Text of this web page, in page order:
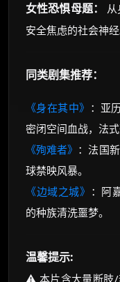
女性恐惧母题：
安全焦虑的社会神经
同类剧集推荐：
《身在其中》 ：亚
密闭空间血战，法式
《殉难者》 ：法国
球禁映风暴。
《边域之城》 ：阿
的种族清洗噩梦。
温馨提示:
⚠️ 本片含大量断肢/